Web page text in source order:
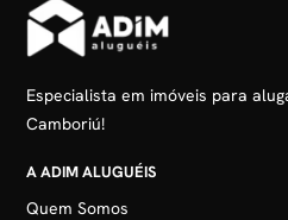
Especialista em imóveis para
Camboriú!
A ADIM ALUGUÉIS
Quem Somos